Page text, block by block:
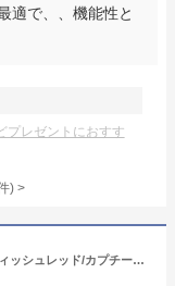
適で、、機能性と
プレゼントにおすす
) >
THRIVE(スライヴ) ネコロ MD-8803 ブリティッシュレッド/カプチーノブラウン 【 マッサージャー マッサージ マッサージ器 座り型マッサージャー 太もも お尻 骨盤まわり 医療機器 THRIVE スライヴプレミアム スライブ 指圧 加圧 】